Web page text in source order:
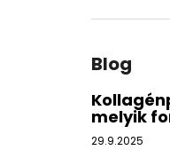
Blog
melyik
29.9.2025